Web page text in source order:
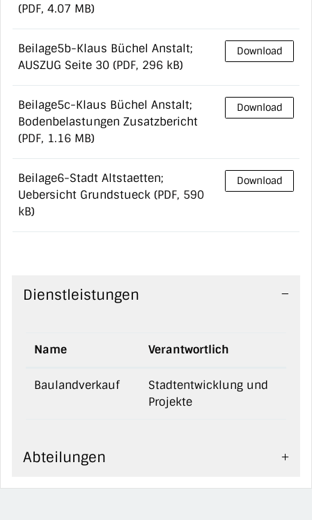
(PDF, 4.07 MB)
Beilage5b-Klaus Büchel Anstalt;
AUSZUG Seite 30 (PDF, 296 kB)
Download
Beilage5c-Klaus Büchel Anstalt;
Bodenbelastungen Zusatzbericht
(PDF, 1.16 MB)
Download
Beilage6-Stadt Altstaetten;
Uebersicht Grundstueck (PDF, 590
kB)
Download
Dienstleistungen
Name Verantwortlich
Baulandverkauf
Stadtentwicklung und
Projekte
Abteilungen